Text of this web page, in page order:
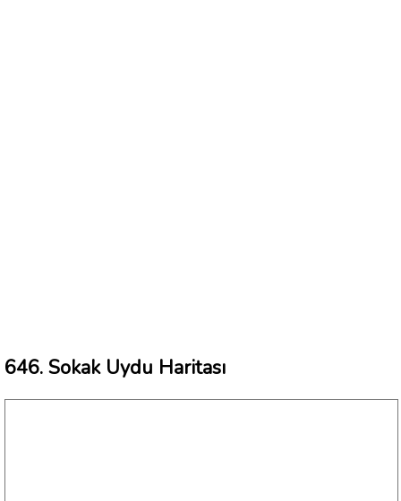
646. Sokak Uydu Haritası